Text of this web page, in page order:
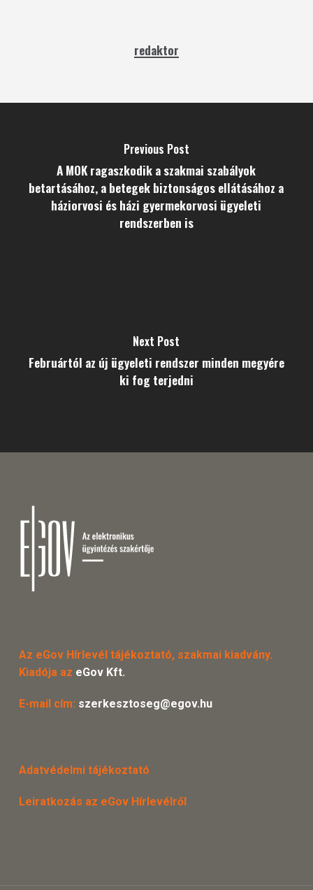
redaktor
Previous Post
A MOK ragaszkodik a szakmai szabályok
betartásához, a betegek biztonságos ellátásához a
háziorvosi és házi gyermekorvosi ügyeleti
rendszerben is
Next Post
Februártól az új ügyeleti rendszer minden megyére
ki fog terjedni
Az eGov Hírlevél tájékoztató, szakmai kiadvány.
Kiadója az eGov Kft.
E-mail cím: szerkesztoseg@egov.hu
Adatvédelmi tájékoztató
Leiratkozás az eGov Hírlevélről